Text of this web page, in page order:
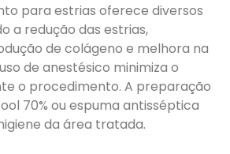
para estrias oferece diversos
a redução das estrias,
de colágeno e melhora na
de anestésico minimiza o
o procedimento. A preparação
70% ou espuma antisséptica
da área tratada.